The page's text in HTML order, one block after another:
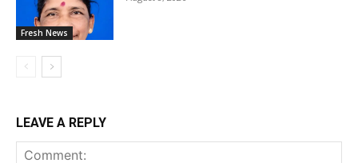
Fresh News
LEAVE A REPLY